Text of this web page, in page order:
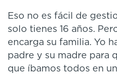
Eso no es fácil de
solo tienes 16 años.
encarga su familia. Yo
padre y su madre para
que íbamos todos en